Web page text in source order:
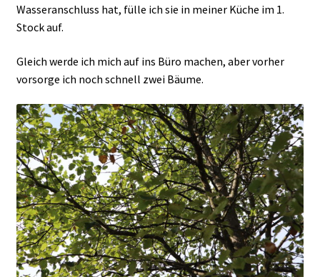
Wasseranschluss hat, fülle ich sie in meiner Küche im 1.
Stock auf.
Gleich werde ich mich auf ins Büro machen, aber vorher
vorsorge ich noch schnell zwei Bäume.